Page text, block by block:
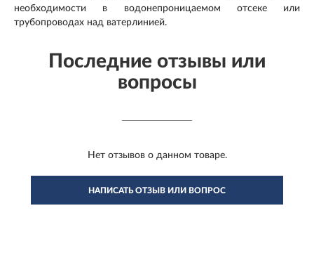
необходимости в водонепроницаемом отсеке или
трубопроводах над ватерлинией.
Последние отзывы или
вопросы
Нет отзывов о данном товаре.
НАПИСАТЬ ОТЗЫВ ИЛИ ВОПРОС